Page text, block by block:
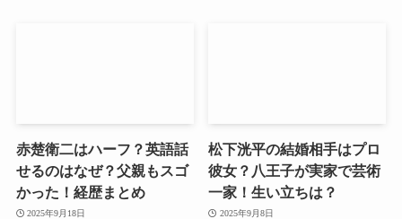
赤楚衛二はハーフ？英語話
せるのはなぜ？父親もスゴ
かった！経歴まとめ
2025年9月18日
松下洸平の結婚相手はプロ
彼女？八王子が実家で芸術
一家！生い立ちは？
2025年9月8日